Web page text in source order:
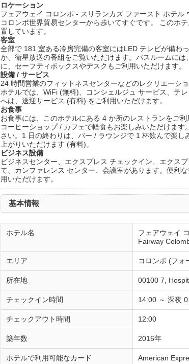
ロケーション
フェアウェイ コロンボ - スリランカズ ファースト ホテ
コロンボ世界貿易センターから歩いてすぐです。 このホ
置しています。
客室
全部で 181 室ある冷房完備の客室にはLED テレビが備わ
か、衛星放送の番組をご覧いただけます。バスルームに
に、セーフティボックスやデスクもご利用いただけます。
設備 / サービス
24 時間営業のフィットネスセンターなどのレクリエーシ
ホテルでは、WiFi (無料)、コンシェルジュ サービス、テ
へは、送迎サービス (有料) をご利用いただけます。
お食事
お食事には、このホテルにある 4 か所のレストランをご
コーヒーショップ / カフェで軽食もお楽しみいただけま
さい。1 日の終わりは、バー / ラウンジで 1 杯飲んで楽
上がりいただけます (有料)。
ビジネス設備
ビジネスセンター、エクスプレス チェックイン、エクス
て、カンファレンス センター、会議室があります。便利
用いただけます。
基本情報
ホテル名
フェアウェイ
Fairway
エリア コロンボ (フォ
所在地 00100 7,
チェックイン時間 14:00 ～ 深夜
チェックアウト時間 12:00
築年数 2016年
ホテルで利用可能なカード American